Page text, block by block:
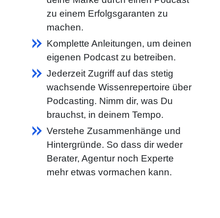
zu einem Erfolgsgaranten zu
machen.
Komplette Anleitungen, um deinen
eigenen Podcast zu betreiben.
Jederzeit Zugriff auf das stetig
wachsende Wissenrepertoire über
Podcasting. Nimm dir, was Du
brauchst, in deinem Tempo.
Verstehe Zusammenhänge und
Hintergründe. So dass dir weder
Berater, Agentur noch Experte
mehr etwas vormachen kann.